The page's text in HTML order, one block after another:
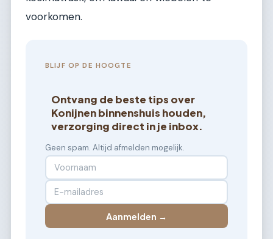
voorkomen.
BLIJF OP DE HOOGTE
Ontvang de beste tips over
Konijnen binnenshuis houden,
verzorging direct in je inbox.
Geen spam. Altijd afmelden mogelijk.
Aanmelden →